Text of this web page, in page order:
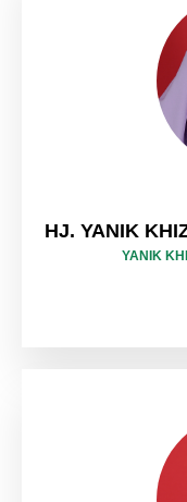
HJ. YANIK
YANIK